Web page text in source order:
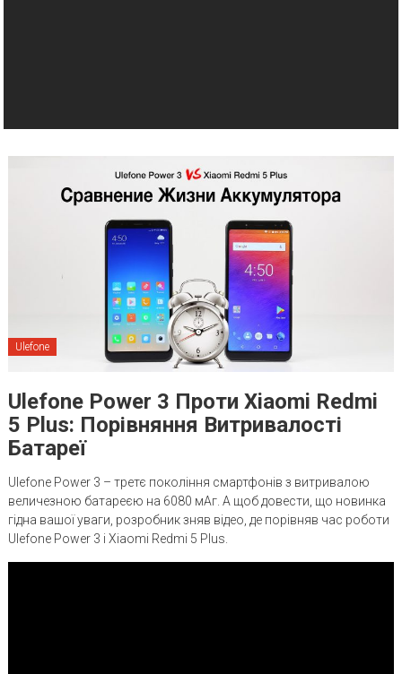
Ulefone
Ulefone Power 3 Проти Xiaomi Redmi
5 Plus: Порівняння Витривалості
Батареї
Ulefone Power 3 – третє покоління смартфонів з витривалою
величезною батареєю на 6080 мАг. А щоб довести, що новинка
гідна вашої уваги, розробник зняв відео, де порівняв час роботи
Ulefone Power 3 і Xiaomi Redmi 5 Plus.